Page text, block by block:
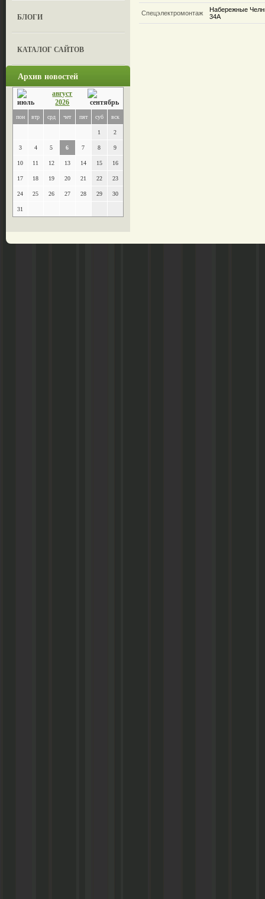
БЛОГИ
КАТАЛОГ САЙТОВ
Архив новостей
август
2026
пон втр срд чет пят суб вск
1 2
3 4 5 6 7 8 9
10 11 12 13 14 15 16
17 18 19 20 21 22 23
24 25 26 27 28 29 30
31
Спецэлектромонтаж
Набережные
34А